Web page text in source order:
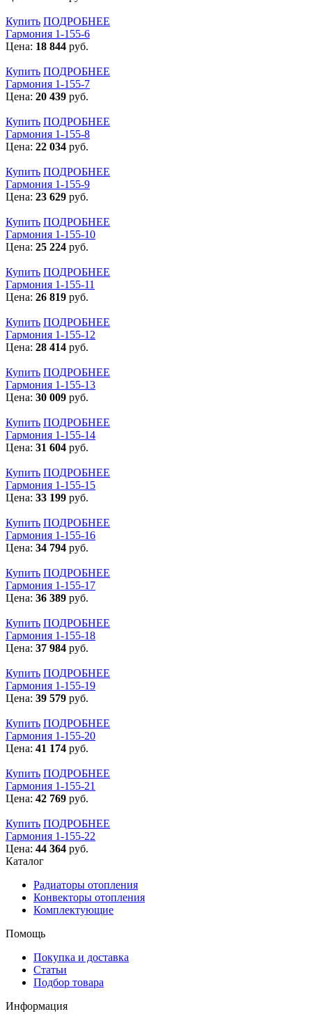
Купить ПОДРОБНЕЕ
Гармония 1-155-6
Цена: 18 844 руб.
Купить ПОДРОБНЕЕ
Гармония 1-155-7
Цена: 20 439 руб.
Купить ПОДРОБНЕЕ
Гармония 1-155-8
Цена: 22 034 руб.
Купить ПОДРОБНЕЕ
Гармония 1-155-9
Цена: 23 629 руб.
Купить ПОДРОБНЕЕ
Гармония 1-155-10
Цена: 25 224 руб.
Купить ПОДРОБНЕЕ
Гармония 1-155-11
Цена: 26 819 руб.
Купить ПОДРОБНЕЕ
Гармония 1-155-12
Цена: 28 414 руб.
Купить ПОДРОБНЕЕ
Гармония 1-155-13
Цена: 30 009 руб.
Купить ПОДРОБНЕЕ
Гармония 1-155-14
Цена: 31 604 руб.
Купить ПОДРОБНЕЕ
Гармония 1-155-15
Цена: 33 199 руб.
Купить ПОДРОБНЕЕ
Гармония 1-155-16
Цена: 34 794 руб.
Купить ПОДРОБНЕЕ
Гармония 1-155-17
Цена: 36 389 руб.
Купить ПОДРОБНЕЕ
Гармония 1-155-18
Цена: 37 984 руб.
Купить ПОДРОБНЕЕ
Гармония 1-155-19
Цена: 39 579 руб.
Купить ПОДРОБНЕЕ
Гармония 1-155-20
Цена: 41 174 руб.
Купить ПОДРОБНЕЕ
Гармония 1-155-21
Цена: 42 769 руб.
Купить ПОДРОБНЕЕ
Гармония 1-155-22
Цена: 44 364 руб.
Каталог
Радиаторы отопления
Конвекторы отопления
Комплектующие
Помощь
Покупка и доставка
Статьи
Подбор товара
Информация